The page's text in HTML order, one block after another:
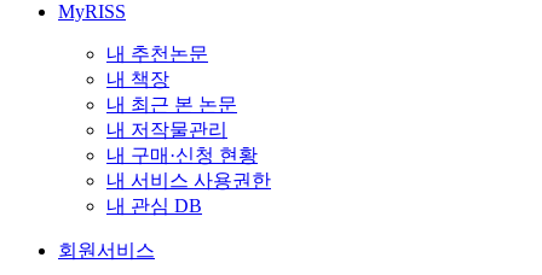
MyRISS
내 추천논문
내 책장
내 최근 본 논문
내 저작물관리
내 구매·신청 현황
내 서비스 사용권한
내 관심 DB
회원서비스